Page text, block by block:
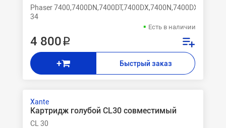
Phaser 7400,7400DN,7400DT,7400DX,7400N,7400DXF
34
Есть в наличии
4 800 ₽
+ Быстрый заказ
Xante
Картридж голубой CL30 совместимый
CL 30